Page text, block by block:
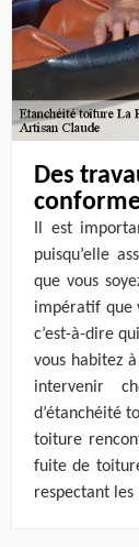
Des
Il est
puisqu’elle
que vous
impératif que
c’est-à-dire
vous habitez
intervenir
d’étanchéité
toiture
fuite de
respectant les